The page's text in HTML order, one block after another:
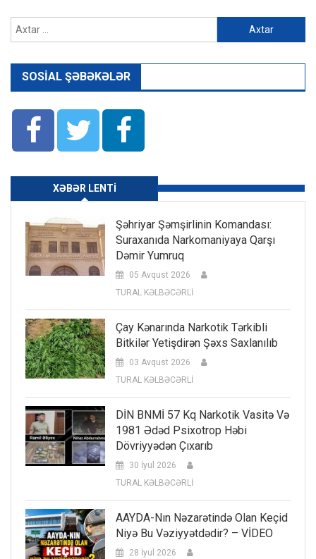
SOSIAL ŞƏBƏKƏLƏR
XƏBƏR LENTI
Şəhriyar Şəmşirlinin Komandası:
Suraxanıda Narkomaniyaya Qarşı
Dəmir Yumruq
05 Avqust 2026
TURAL KƏLBƏCƏRLİ
Çay Kənarında Narkotik Tərkibli
Bitkilər Yetişdirən Şəxs Saxlanılıb
03 Avqust 2026
TURAL KƏLBƏCƏRLİ
DİN BNMİ 57 Kq Narkotik Vasitə Və
1981 Ədəd Psixotrop Həbi
Dövriyyədən Çıxarıb
30 İyul 2026
TURAL KƏLBƏCƏRLİ
AAYDA-Nın Nəzarətində Olan Keçid
Niyə Bu Vəziyyətdədir? – VİDEO
28 İyul 2026